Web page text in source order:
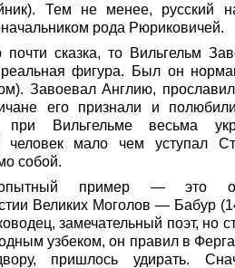
Тем не менее, русский
рода Рюриковичей.
сказка, то Вильгельм
фигура. Был он
Завоевал Англию,
его признали и
при Вильгельме весьма
человек мало чем уступал
собой.
пример — это
Великих Моголов — Бабур
замечательный поэт, но
узбеком, он правил в
пришлось удирать.